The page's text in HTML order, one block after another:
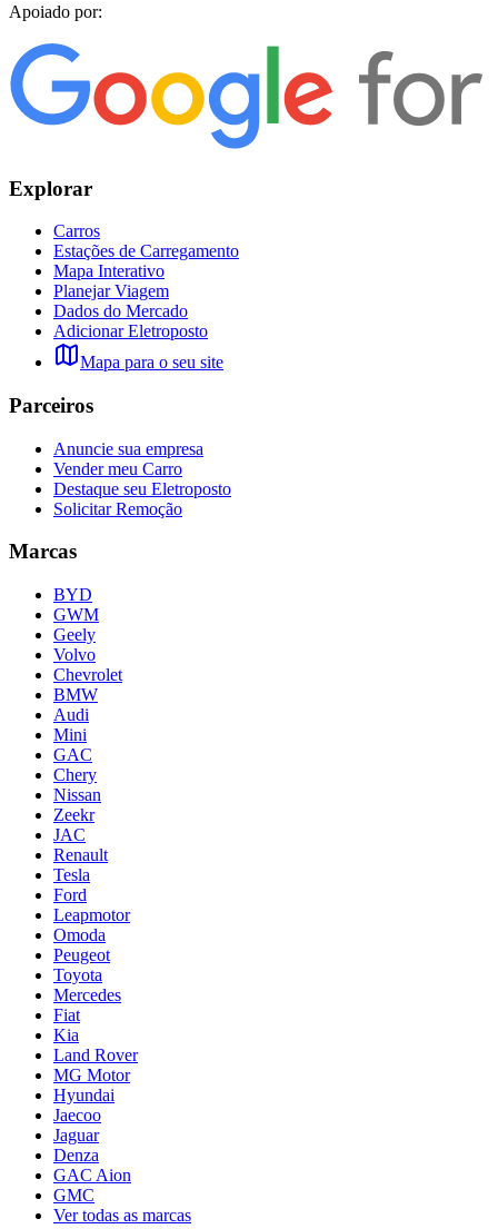
Apoiado por:
Explorar
Carros
Estações de Carregamento
Mapa Interativo
Planejar Viagem
Dados do Mercado
Adicionar Eletroposto
Mapa para o seu site
Parceiros
Anuncie sua empresa
Vender meu Carro
Destaque seu Eletroposto
Solicitar Remoção
Marcas
BYD
GWM
Geely
Volvo
Chevrolet
BMW
Audi
Mini
GAC
Chery
Nissan
Zeekr
JAC
Renault
Tesla
Ford
Leapmotor
Omoda
Peugeot
Toyota
Mercedes
Fiat
Kia
Land Rover
MG Motor
Hyundai
Jaecoo
Jaguar
Denza
GAC Aion
GMC
Ver todas as marcas